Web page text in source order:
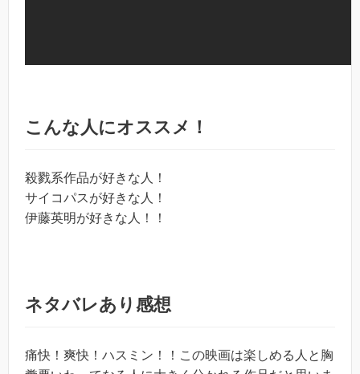
こんな人にオススメ！
殺戮系作品が好きな人！
サイコパスが好きな人！
伊藤英明が好きな人！！
ネタバレあり感想
痛快！爽快！ハスミン！！この映画は楽しめる人と胸